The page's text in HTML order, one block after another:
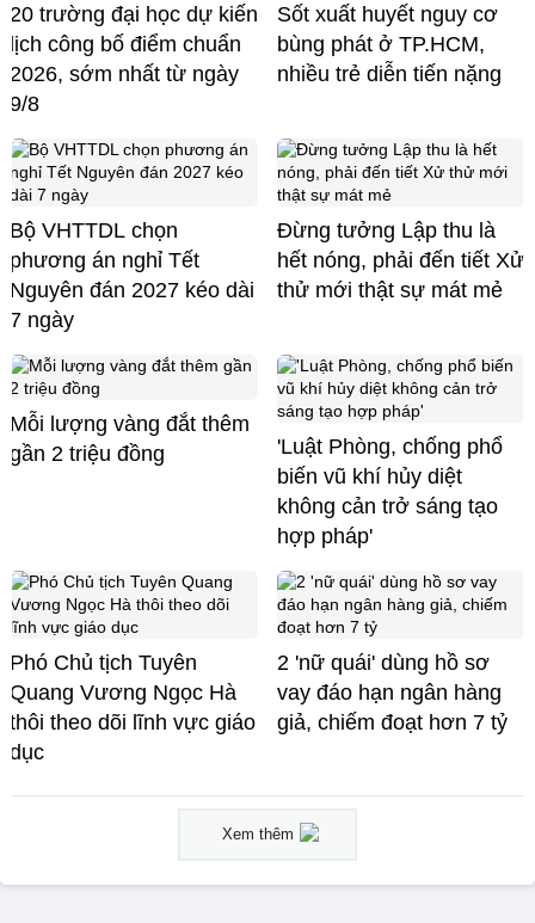
20 trường đại học dự kiến
lịch công bố điểm chuẩn
2026, sớm nhất từ ngày
9/8
Sốt xuất huyết nguy cơ
bùng phát ở TP.HCM,
nhiều trẻ diễn tiến nặng
Bộ VHTTDL chọn
phương án nghỉ Tết
Nguyên đán 2027 kéo dài
7 ngày
Đừng tưởng Lập thu là
hết nóng, phải đến tiết Xử
thử mới thật sự mát mẻ
Mỗi lượng vàng đắt thêm
gần 2 triệu đồng
'Luật Phòng, chống phổ
biến vũ khí hủy diệt
không cản trở sáng tạo
hợp pháp'
Phó Chủ tịch Tuyên
Quang Vương Ngọc Hà
thôi theo dõi lĩnh vực giáo
dục
2 'nữ quái' dùng hồ sơ
vay đáo hạn ngân hàng
giả, chiếm đoạt hơn 7 tỷ
Xem thêm